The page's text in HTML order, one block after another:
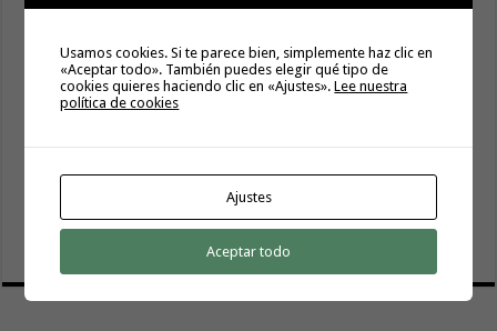
El Cabildo inicia la fase final de la adecuación del entorno
de La Rajita con la pavimentación de los aparcamientos
Usamos cookies. Si te parece bien, simplemente haz clic en
«Aceptar todo». También puedes elegir qué tipo de
cookies quieres haciendo clic en «Ajustes».Lee nuestra
política de cookies
Ajustes
Aceptar todo